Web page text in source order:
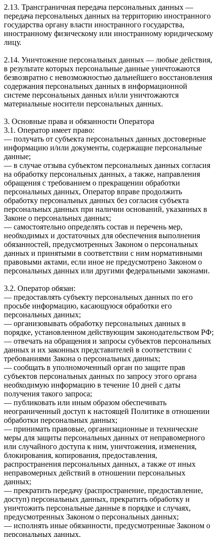
2.13. Трансграничная передача персональных данных —
передача персональных данных на территорию иностранного
государства органу власти иностранного государства,
иностранному физическому или иностранному юридическому
лицу.
2.14. Уничтожение персональных данных — любые действия,
в результате которых персональные данные уничтожаются
безвозвратно с невозможностью дальнейшего восстановления
содержания персональных данных в информационной
системе персональных данных и/или уничтожаются
материальные носители персональных данных.
3. Основные права и обязанности Оператора
3.1. Оператор имеет право:
— получать от субъекта персональных данных достоверные
информацию и/или документы, содержащие персональные
данные;
— в случае отзыва субъектом персональных данных согласия
на обработку персональных данных, а также, направления
обращения с требованием о прекращении обработки
персональных данных, Оператор вправе продолжить
обработку персональных данных без согласия субъекта
персональных данных при наличии оснований, указанных в
Законе о персональных данных;
— самостоятельно определять состав и перечень мер,
необходимых и достаточных для обеспечения выполнения
обязанностей, предусмотренных Законом о персональных
данных и принятыми в соответствии с ним нормативными
правовыми актами, если иное не предусмотрено Законом о
персональных данных или другими федеральными законами.
3.2. Оператор обязан:
— предоставлять субъекту персональных данных по его
просьбе информацию, касающуюся обработки его
персональных данных;
— организовывать обработку персональных данных в
порядке, установленном действующим законодательством РФ;
— отвечать на обращения и запросы субъектов персональных
данных и их законных представителей в соответствии с
требованиями Закона о персональных данных;
— сообщать в уполномоченный орган по защите прав
субъектов персональных данных по запросу этого органа
необходимую информацию в течение 10 дней с даты
получения такого запроса;
— публиковать или иным образом обеспечивать
неограниченный доступ к настоящей Политике в отношении
обработки персональных данных;
— принимать правовые, организационные и технические
меры для защиты персональных данных от неправомерного
или случайного доступа к ним, уничтожения, изменения,
блокирования, копирования, предоставления,
распространения персональных данных, а также от иных
неправомерных действий в отношении персональных
данных;
— прекратить передачу (распространение, предоставление,
доступ) персональных данных, прекратить обработку и
уничтожить персональные данные в порядке и случаях,
предусмотренных Законом о персональных данных;
— исполнять иные обязанности, предусмотренные Законом о
персональных данных.